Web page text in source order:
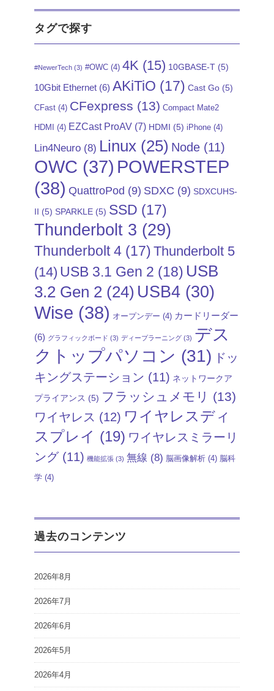
タグで探す
#NewerTech (3) #OWC (4) 4K (15) 10GBASE-T (5)
10Gbit Ethernet (6) AKiTiO (17) Cast Go (5)
CFast (4) CFexpress (13) Compact Mate2
HDMI (4) EZCast ProAV (7) HDMI (5) iPhone (4)
Lin4Neuro (8) Linux (25) Node (11)
OWC (37) POWERSTEP
(38) QuattroPod (9) SDXC (9) SDXCUHS-
II (5) SPARKLE (5) SSD (17)
Thunderbolt 3 (29)
Thunderbolt 4 (17) Thunderbolt 5
(14) USB 3.1 Gen 2 (18) USB
3.2 Gen 2 (24) USB4 (30)
Wise (38) オープンデー (4) カードリーダー
(6) グラフィックボード (3) ディープラーニング (3) デス
クトップパソコン (31) ドッ
キングステーション (11) ネットワークア
プライアンス (5) フラッシュメモリ (13)
ワイヤレス (12) ワイヤレスディ
スプレイ (19) ワイヤレスミラーリ
ング(11) 機能拡張 (3) 無線 (8) 脳画像解析 (4) 脳科
学 (4)
過去のコンテンツ
2026年8月
2026年7月
2026年6月
2026年5月
2026年4月